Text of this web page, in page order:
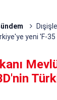
yeni 'F-35